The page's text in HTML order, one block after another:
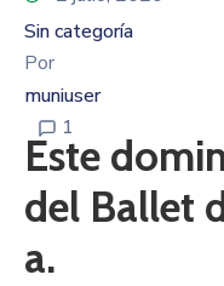
Sin categoría
Por
muniuser
1
Este
del Ballet
a.